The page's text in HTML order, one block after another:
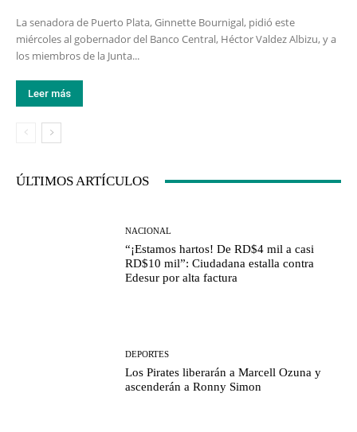
La senadora de Puerto Plata, Ginnette Bournigal, pidió este
miércoles al gobernador del Banco Central, Héctor Valdez Albizu, y a
los miembros de la Junta...
Leer más
ÚLTIMOS ARTÍCULOS
NACIONAL
“¡Estamos hartos! De RD$4 mil a casi
RD$10 mil”: Ciudadana estalla contra
Edesur por alta factura
DEPORTES
Los Pirates liberarán a Marcell Ozuna y
ascenderán a Ronny Simon